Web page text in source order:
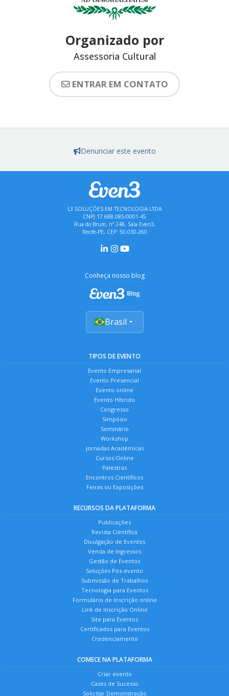
Organizado por
Assessoria Cultural
ENTRAR EM CONTATO
Denunciar este evento
L3 SOLUÇÕES EM TECNOLOGIA LTDA
CNPJ 17.688.085/0001-45
Rua do Brum, nº 248, Sala Even3,
Recife-PE, CEP: 50.030-260
Conheça nosso blog
Brasil
TIPOS DE EVENTO
Evento Empresarial
Evento Presencial
Evento online
Evento Híbrido
Congresso
Simpósio
Seminário
Workshop
Jornadas Acadêmicas
Cursos Online
Palestras
Encontros Científicos
Feiras ou Exposições
RECURSOS DA PLATAFORMA
Publicações
Revista Científica
Divulgação de Eventos
Venda de Ingressos
Gestão de Eventos
Soluções Pós-evento
Submissão de Trabalhos
Tecnologia para Eventos
Formulário de Inscrição online
Link de Inscrição Online
Site para Eventos
Certificados para Eventos
Credenciamento
COMECE NA PLATAFORMA
Criar evento
Cases de Sucesso
Solicitar Demonstração